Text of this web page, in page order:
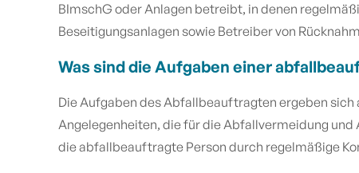
BImschG oder Anlagen betreibt, in denen
Beseitigungsanlagen sowie Betreiber von
Was sind die Aufgaben einer
Die Aufgaben des Abfallbeauftragten ergeben sich
Angelegenheiten, die für die Abfallvermeidung
die abfallbeauftragte Person durch regelmäßige